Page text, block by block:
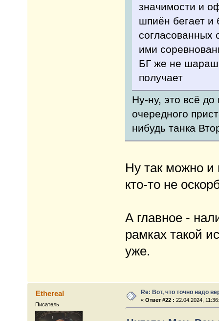
значимости и
шпиён бегает и
согласованных
ими
БГ же не
получает
Ну-ну, это всё
очередного
нибудь танка
Ну так можно и
кто-то не
А главное -
рамках такой
уже.
Ethereal
Писатель
Re: Вот, что точно надо
«Ответ #22 : 22.04.2024,